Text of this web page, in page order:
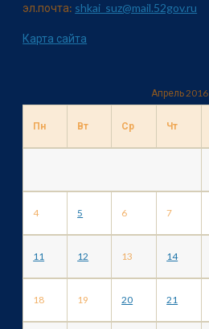
эл.почта: shkai_suz@mail.52gov.ru
Карта сайта
Апрель 2016
Пн Вт Ср Чт
4 5 6 7
11 12 13 14
18 19 20 21